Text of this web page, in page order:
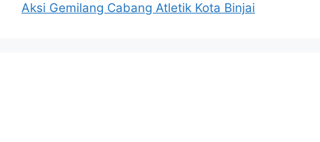
Aksi Gemilang Cabang Atletik Kota Binjai